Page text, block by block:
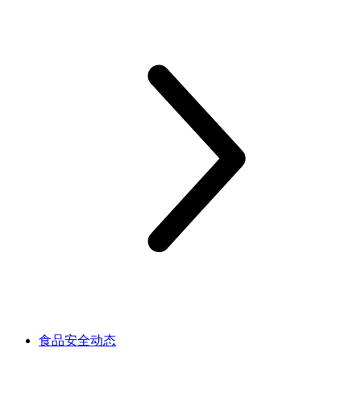
食品安全动态